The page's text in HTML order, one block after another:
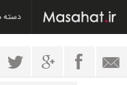
دسته